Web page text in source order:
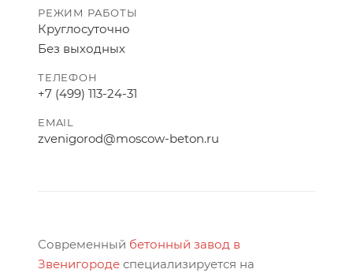
РЕЖИМ РАБОТЫ
Круглосуточно
Без выходных
ТЕЛЕФОН
+7 (499) 113-24-31
EMAIL
zvenigorod@moscow-beton.ru
Современный бетонный завод в
Звенигороде специализируется на